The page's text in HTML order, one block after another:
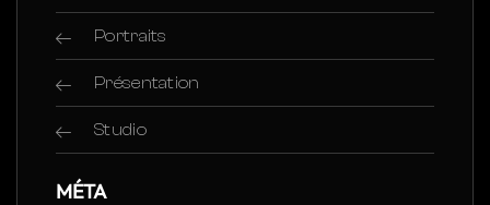
Portraits
Présentation
Studio
MÉTA